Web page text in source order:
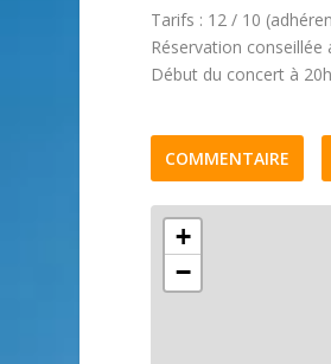
Tarifs : 12 / 10
Réservation conseillée
Début du concert à
COMMENTAIRE
+
−